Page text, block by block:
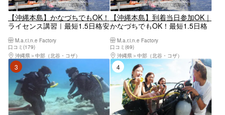
【沖縄本島】かなづちでもOK！
ライセンス講習｜最短1.5日格安
月Google口コミ数「沖縄ダイビ
ング」第1位
M.a.r.i.n.e Factory
口コミ(179)
沖縄県
中部（北谷・コザ）
【沖縄本島】到着当日参加OK｜
かなづちでもOK！最短1.5日格
Google口コミ数「沖縄ダイビン
グ」第1位
M.a.r.i.n.e Factory
口コミ(69)
沖縄県
中部（北谷・コザ）
3位 4位